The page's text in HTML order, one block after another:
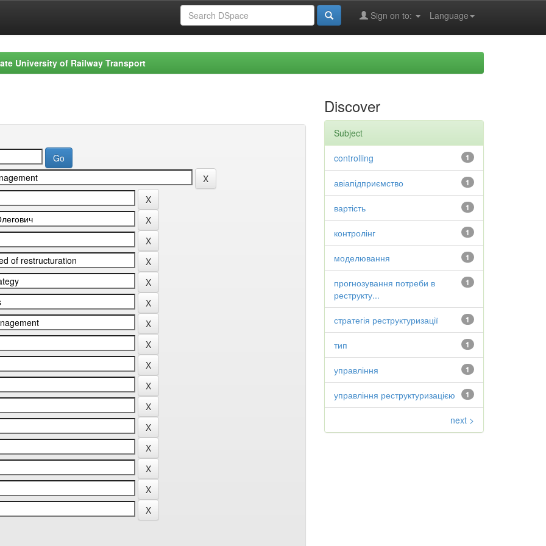
Language
Sign on to:
University of Railway Transport
Discover
Subject
1
controlling
1
авіапідприємство
1
вартість
1
контролінг
1
моделювання
1
прогнозування потреби в
реструкту...
1
стратегія реструктуризації
1
тип
1
управління
1
управління реструктуризацією
next >